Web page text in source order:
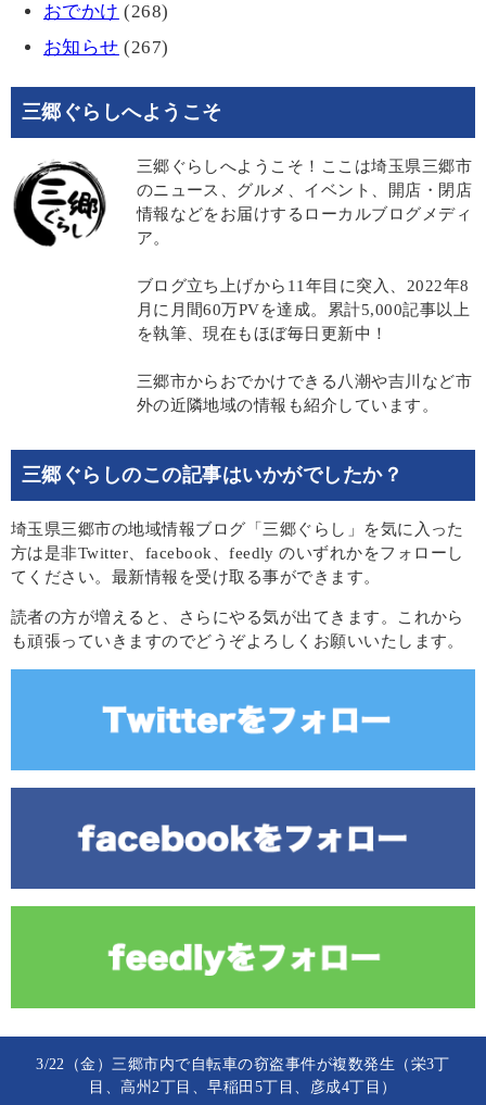
おでかけ (268)
お知らせ (267)
三郷ぐらしへようこそ
三郷ぐらしへようこそ！ここは埼玉県三郷市
のニュース、グルメ、イベント、開店・閉店
情報などをお届けするローカルブログメディ
ア。
ブログ立ち上げから11年目に突入、2022年8
月に月間60万PVを達成。累計5,000記事以上
を執筆、現在もほぼ毎日更新中！
三郷市からおでかけできる八潮や吉川など市
外の近隣地域の情報も紹介しています。
三郷ぐらしのこの記事はいかがでしたか？
埼玉県三郷市の地域情報ブログ「三郷ぐらし」を気に入った
方は是非Twitter、facebook、feedly のいずれかをフォローし
てください。最新情報を受け取る事ができます。
読者の方が増えると、さらにやる気が出てきます。これから
も頑張っていきますのでどうぞよろしくお願いいたします。
3/22（金）三郷市内で自転車の窃盗事件が複数発生（栄3丁
目、高州2丁目、早稲田5丁目、彦成4丁目）